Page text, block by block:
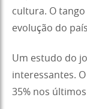
cultura. O
evolução do
Um estudo do
interessantes.
35% nos